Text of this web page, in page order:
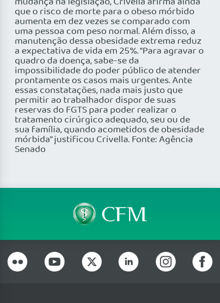
que o risco de morte para o obeso mórbido
aumenta em dez vezes se comparado com
uma pessoa com peso normal. Além disso, a
manutenção dessa obesidade extrema reduz
a expectativa de vida em 25%. “Para agravar o
quadro da doença, sabe-se da
impossibilidade do poder público de atender
prontamente os casos mais urgentes. Ante
essas constatações, nada mais justo que
permitir ao trabalhador dispor de suas
reservas do FGTS para poder realizar o
tratamento cirúrgico adequado, seu ou de
sua família, quando acometidos de obesidade
mórbida” justificou Crivella. Fonte: Agência
Senado